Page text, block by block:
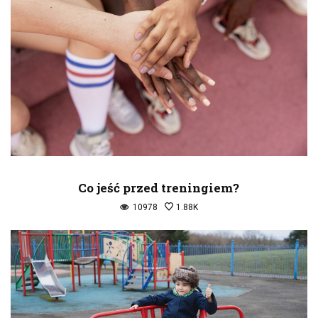
Co jeść przed treningiem?
10978 1.88K